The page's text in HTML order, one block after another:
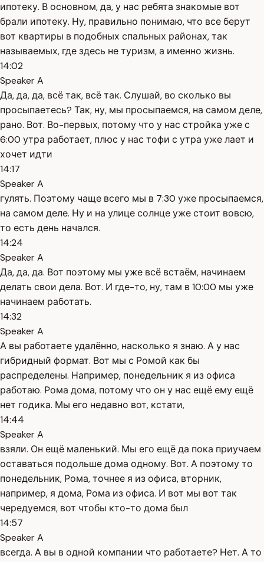
ипотеку. В основном, да, у нас ребята знакомые вот
брали ипотеку. Ну, правильно понимаю, что все берут
вот квартиры в подобных спальных районах, так
называемых, где здесь не туризм, а именно жизнь.
14:02
Speaker A
Да, да, да, всё так, всё так. Слушай, во сколько вы
просыпаетесь? Так, ну, мы просыпаемся, на самом деле,
рано. Вот. Во-первых, потому что у нас стройка уже с
6:00 утра работает, плюс у нас тофи с утра уже лает и
хочет идти
14:17
Speaker A
гулять. Поэтому чаще всего мы в 7:30 уже просыпаемся,
на самом деле. Ну и на улице солнце уже стоит вовсю,
то есть день начался.
14:24
Speaker A
Да, да, да. Вот поэтому мы уже всё встаём, начинаем
делать свои дела. Вот. И где-то, ну, там в 10:00 мы уже
начинаем работать.
14:32
Speaker A
А вы работаете удалённо, насколько я знаю. А у нас
гибридный формат. Вот мы с Ромой как бы
распределены. Например, понедельник я из офиса
работаю. Рома дома, потому что он у нас ещё ему ещё
нет годика. Мы его недавно вот, кстати,
14:44
Speaker A
взяли. Он ещё маленький. Мы его ещё да пока приучаем
оставаться подольше дома одному. Вот. А поэтому то
понедельник, Рома, точнее я из офиса, вторник,
например, я дома, Рома из офиса. И вот мы вот так
чередуемся, вот чтобы кто-то дома был
14:57
Speaker A
всегда. А вы в одной компании что работаете? Нет. А то